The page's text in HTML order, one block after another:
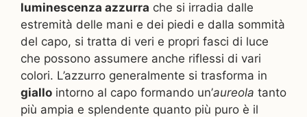
luminescenza azzurra che si irradia dalle
estremità delle mani e dei piedi e dalla sommità
del capo, si tratta di veri e propri fasci di luce
che possono assumere anche riflessi di vari
colori. L’azzurro generalmente si trasforma in
giallo intorno al capo formando un’aureola tanto
più ampia e splendente quanto più puro è il